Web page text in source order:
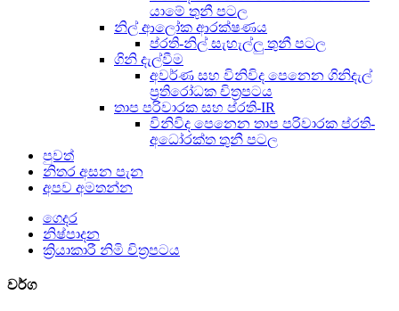
යාමේ තුනී පටල
නිල් ආලෝක ආරක්ෂණය
ප්රති-නිල් සැහැල්ලු තුනී පටල
ගිනි දැල්වීම
අවර්ණ සහ විනිවිද පෙනෙන ගිනිදැල්
ප්‍රතිරෝධක චිත්‍රපටය
තාප පරිවාරක සහ ප්රති-IR
විනිවිද පෙනෙන තාප පරිවාරක ප්රති-
අධෝරක්ත තුනී පටල
පුවත්
නිතර අසන පැන
අපව අමතන්න
ගෙදර
නිෂ්පාදන
ක්‍රියාකාරී නිමි චිත්‍රපටය
වර්ග